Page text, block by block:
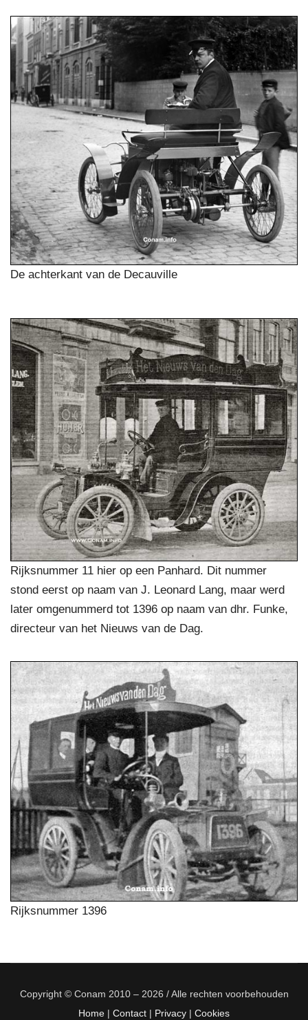
De achterkant van de Decauville
Rijksnummer 11 hier op een Panhard. Dit nummer
stond eerst op naam van J. Leonard Lang, maar werd
later omgenummerd tot 1396 op naam van dhr. Funke,
directeur van het Nieuws van de Dag.
Rijksnummer 1396
Copyright © Conam 2010 – 2026 / Alle rechten voorbehouden
Home | Contact | Privacy | Cookies